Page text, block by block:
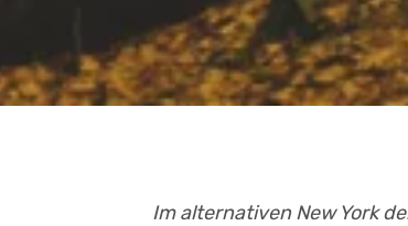
Im alternativen New York